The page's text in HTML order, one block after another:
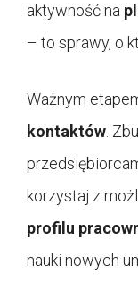
aktywność na
– to sprawy, o
Ważnym
kontaktów.
korzystaj z
profilu
nauki nowych